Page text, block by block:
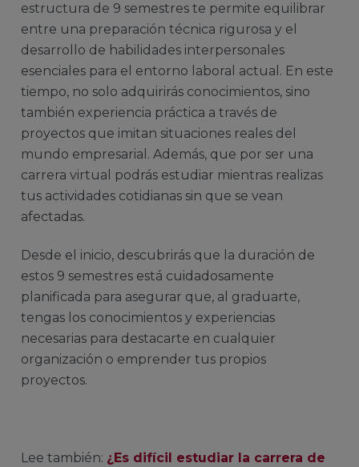
estructura de 9 semestres te permite equilibrar
entre una preparación técnica rigurosa y el
desarrollo de habilidades interpersonales
esenciales para el entorno laboral actual. En este
tiempo, no solo adquirirás conocimientos, sino
también experiencia práctica a través de
proyectos que imitan situaciones reales del
mundo empresarial. Además, que por ser una
carrera virtual podrás estudiar mientras realizas
tus actividades cotidianas sin que se vean
afectadas.
Desde el inicio, descubrirás que la duración de
estos 9 semestres está cuidadosamente
planificada para asegurar que, al graduarte,
tengas los conocimientos y experiencias
necesarias para destacarte en cualquier
organización o emprender tus propios
proyectos.
Lee también: ¿Es difícil estudiar la carrera de